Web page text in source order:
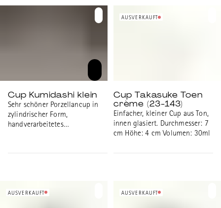
Cup Kumidashi klein
Sehr schöner Porzellancup in
zylindrischer Form,
handverarbeitetes
Höhe 60mm, Volumen: 110ml.
AUSVERKAUFT
Cup Takasuke Toen
crème (23-143)
Einfacher, kleiner Cup aus Ton,
innen glasiert. Durchmesser: 7
cm Höhe: 4 cm Volumen: 30ml
AUSVERKAUFT AUSVERKAUFT